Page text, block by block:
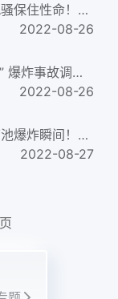
实拍：钢厂连续爆炸事故，工人走位风骚保住性命！zip
2022-08-26
山东鼎鼎化学科技股份有限公司“10·26” 爆炸事故调查报告docx
2022-08-26
【视频】有限空间爆炸事故监拍：地下池爆炸瞬间！zip
2022-08-27